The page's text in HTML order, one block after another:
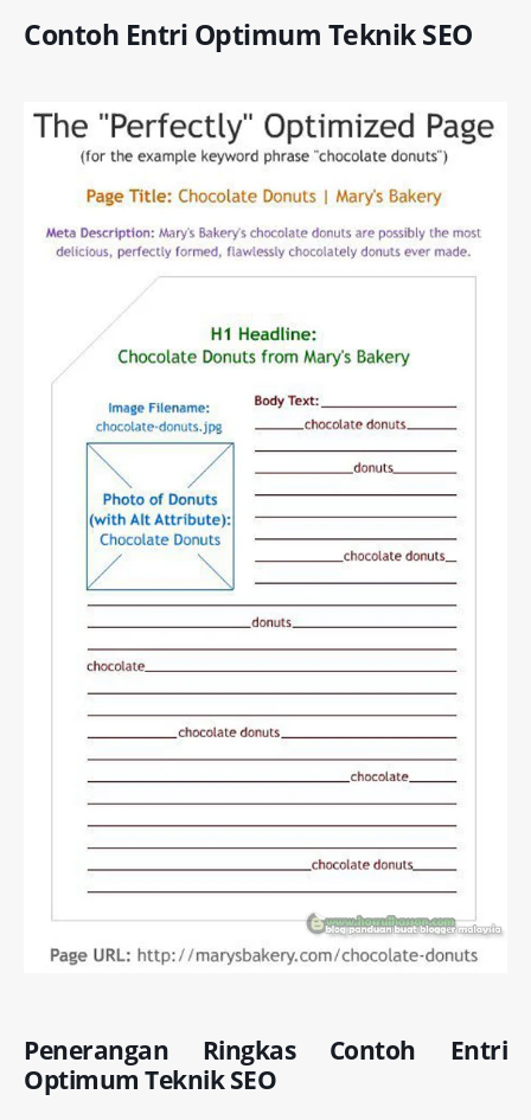
Contoh Entri Optimum Teknik SEO
Penerangan Ringkas Contoh Entri
Optimum Teknik SEO